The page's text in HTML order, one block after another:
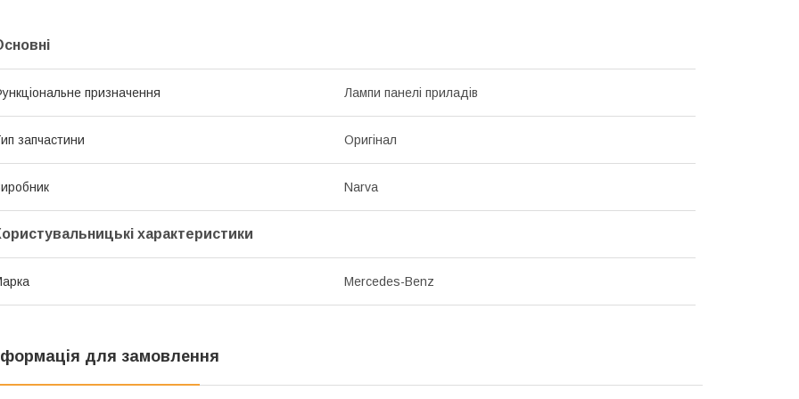
призначення Лампи панелі приладів
запчастини Оригінал
Narva
характеристики
Mercedes-Benz
для замовлення